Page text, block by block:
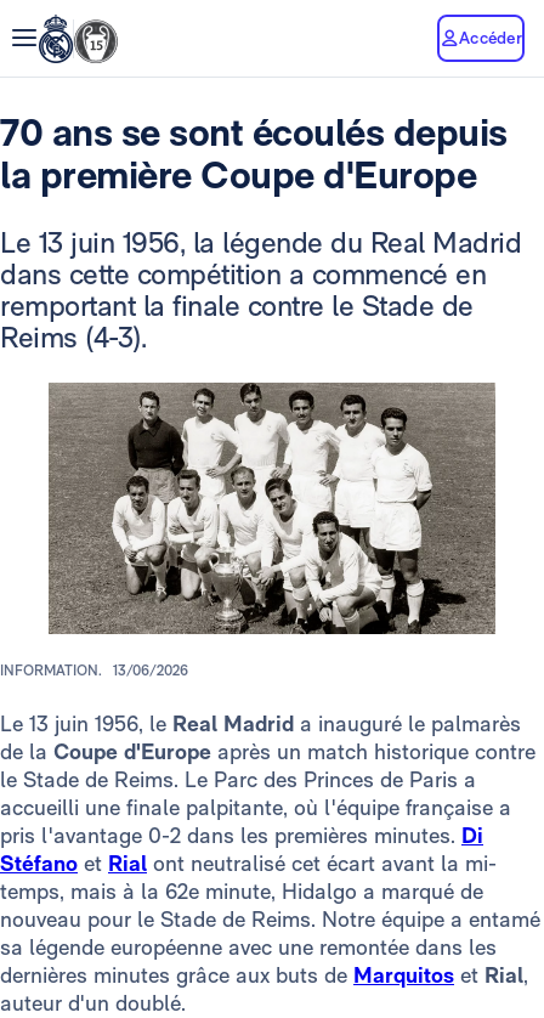
Accéder
70 ans se sont écoulés depuis
la première Coupe d'Europe
Le 13 juin 1956, la légende du Real Madrid
dans cette compétition a commencé en
remportant la finale contre le Stade de
Reims (4-3).
INFORMATION. 13/06/2026
Le 13 juin 1956, le Real Madrid a inauguré le palmarès
de la Coupe d'Europe après un match historique contre
le Stade de Reims. Le Parc des Princes de Paris a
accueilli une finale palpitante, où l'équipe française a
pris l'avantage 0-2 dans les premières minutes. Di
Stéfano et Rial ont neutralisé cet écart avant la mi-
temps, mais à la 62e minute, Hidalgo a marqué de
nouveau pour le Stade de Reims. Notre équipe a entamé
sa légende européenne avec une remontée dans les
dernières minutes grâce aux buts de Marquitos et Rial,
auteur d'un doublé.